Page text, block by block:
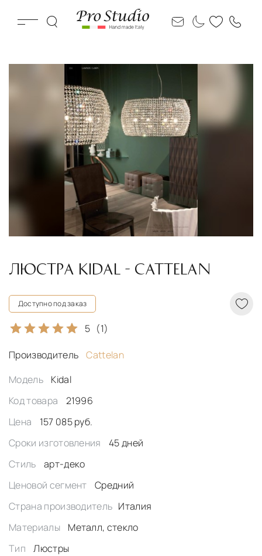
ЛЮСТРА KIDAL - CATTELAN
Доступно под заказ
5 (1)
Производитель
Cattelan
Модель
Kidal
Код товара
21996
Цена
157 085 руб.
Сроки изготовления
45 дней
Стиль
арт-деко
Ценовой сегмент
Средний
Страна производитель Италия
Материалы
Металл, стекло
Тип
Люстры